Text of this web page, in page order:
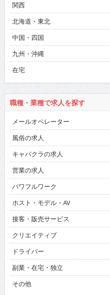
関西
北海道・東北
中国・四国
九州・沖縄
在宅
職種・業種で求人を探す
メールオペレーター
風俗の求人
キャバクラの求人
営業の求人
パワフルワーク
ホスト・モデル・AV
接客・販売サービス
クリエイティブ
ドライバー
副業・在宅・独立
その他